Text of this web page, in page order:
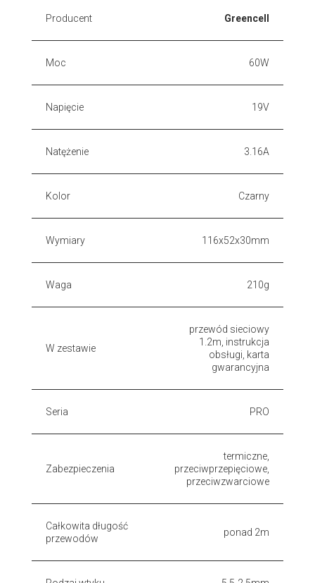
Producent Greencell
Moc 60W
Napięcie 19V
Natężenie 3.16A
Kolor Czarny
Wymiary 116x52x30mm
Waga 210g
W zestawie
przewód sieciowy
1.2m, instrukcja
obsługi, karta
gwarancyjna
Seria PRO
Zabezpieczenia
termiczne,
przeciwprzepięciowe,
przeciwzwarciowe
Całkowita długość
przewodów
ponad 2m